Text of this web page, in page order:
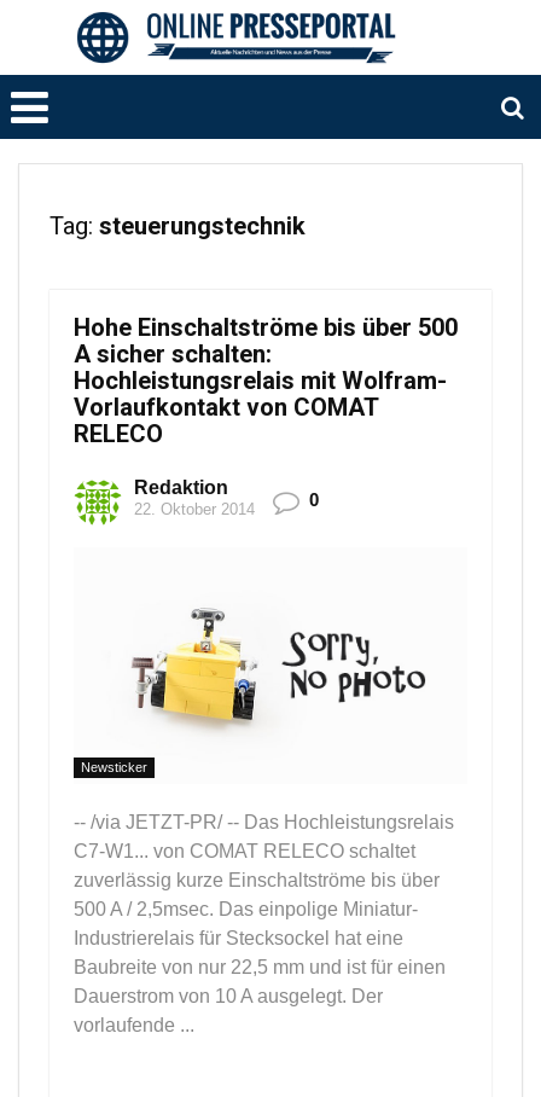
Tag: steuerungstechnik
Hohe Einschaltströme bis über 500
A sicher schalten:
Hochleistungsrelais mit Wolfram-
Vorlaufkontakt von COMAT
RELECO
Redaktion
22. Oktober 2014 0
Newsticker
-- /via JETZT-PR/ -- Das Hochleistungsrelais
C7-W1... von COMAT RELECO schaltet
zuverlässig kurze Einschaltströme bis über
500 A / 2,5msec. Das einpolige Miniatur-
Industrierelais für Stecksockel hat eine
Baubreite von nur 22,5 mm und ist für einen
Dauerstrom von 10 A ausgelegt. Der
vorlaufende ...